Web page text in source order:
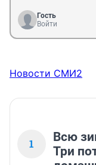
Гость
Войти
Новости СМИ2
1
Всю
Три